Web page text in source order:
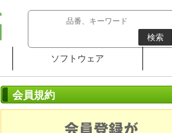
検索
ソフトウェア
会員規約